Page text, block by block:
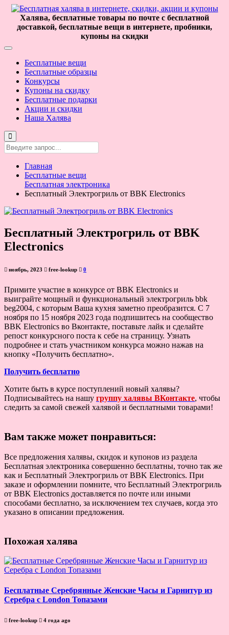
Халява, бесплатные товары по почте с бесплатной
доставкой, бесплатные вещи в интернете, пробники,
купоны на скидки
Бесплатные вещи
Бесплатные образцы
Конкурсы
Купоны на скидку
Бесплатные подарки
Акции и скидки
Наша Халява
Главная
Бесплатные вещи
Бесплатная электроника
Бесплатный Электрогриль от BBK Electronics
Бесплатный Электрогриль от BBK
Electronics
ноябрь, 2023 free-lookup 0
Примите участие в конкурсе от BBK Electronics и
выиграйте мощный и функциональный электрогриль bbk
beg2004, с которым Ваша кухня заметно преобразится. С 7
ноября по 15 ноября 2023 года подпишитесь на сообщество
BBK Electronics во Вконтакте, поставьте лайк и сделайте
репост конкурсного поста к себе на страницу. Узнать
подробнее и стать участником конкурса можно нажав на
кнопку «Получить бесплатно».
Получить бесплатно
Хотите быть в курсе поступлений новый халявы?
Подписывайтесь на нашу группу халявы ВКонтакте, чтобы
следить за самой свежей халявой и бесплатными товарами!
Вам также может понравиться:
Все предложения халявы, скидок и купонов из раздела
Бесплатная электроника совершенно бесплатны, точно так же
как и Бесплатный Электрогриль от BBK Electronics. При
заказе и оформлении помните, что Бесплатный Электрогриль
от BBK Electronics доставляется по почте или иными
способами бесплатно, за исключением тех случаев, когда это
указано в описании предложения.
Похожая халява
Бесплатные Серебрянные Женские Часы и Гарнитур из
Серебра с London Топазами
free-lookup 4 года ago